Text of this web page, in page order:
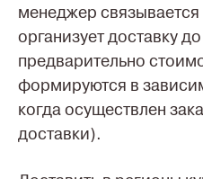
менеджер
организует доставку
предварительно
формируются в
когда осуществлен
доставки).